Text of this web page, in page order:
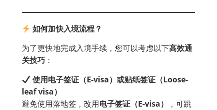
如何加快入境流程？
为了更快地完成入境手续，您可以考虑以下高效通
关技巧 ：
使用电子签证（E-visa）或贴纸签证（Loose-
leaf visa）
避免使用落地签，改用电子签证（E-visa）
，可跳